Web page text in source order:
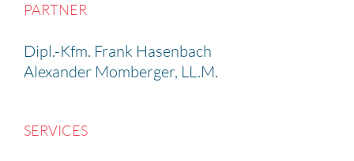
PARTNER
Dipl.-Kfm. Frank Hasen­bach
Alexander Momberger, LL.M.
SERVICES